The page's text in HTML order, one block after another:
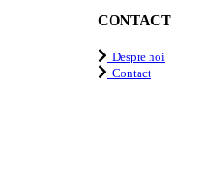
CONTACT
Despre noi
Contact